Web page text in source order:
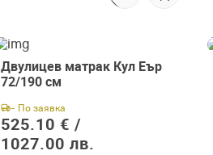
Двулицев матрак Кул Еър
72/190 см
- По заявка
525.10 € /
1027.00 лв.